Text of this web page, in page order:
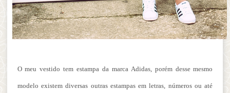
O meu vestido tem estampa da marca Adidas, porém desse mesmo
modelo existem diversas outras estampas em letras, números ou até